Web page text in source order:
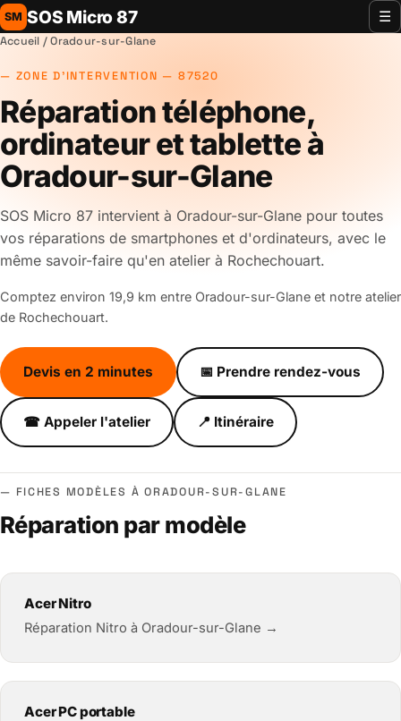
SM SOS Micro 87 ☰
Accueil / Oradour-sur-Glane
ZONE D'INTERVENTION — 87520
Réparation téléphone,
ordinateur et tablette à
Oradour-sur-Glane
SOS Micro 87 intervient à Oradour-sur-Glane pour toutes
vos réparations de smartphones et d'ordinateurs, avec le
même savoir-faire qu'en atelier à Rochechouart.
Comptez environ 19,9 km entre Oradour-sur-Glane et notre atelier
de Rochechouart.
Devis en 2 minutes 📅 Prendre rendez-vous
☎ Appeler l'atelier 📍 Itinéraire
FICHES MODÈLES À ORADOUR-SUR-GLANE
Réparation par modèle
Acer Nitro
Réparation Nitro à Oradour-sur-Glane →
Acer PC portable